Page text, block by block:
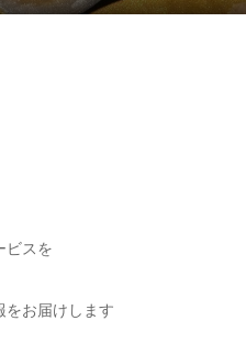
ビスを
をお届けします